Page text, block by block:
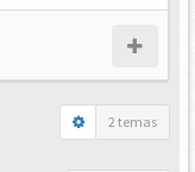
2 temas